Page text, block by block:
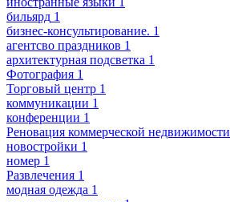
бильярд 1
бизнес-консультирование. 1
агентсво праздников 1
архитектурная подсветка 1
Фотография 1
Торговый центр 1
коммуникации 1
конференции 1
Реновация коммерческой недвижимости
новостройки 1
номер 1
Развлечения 1
модная одежда 1